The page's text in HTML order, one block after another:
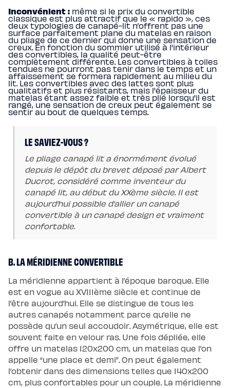
(dès
3
ans)
Lits
Lit
bébé
Lit
à
lattes
enfant
Lit
coffre
enfant
Lit
en
enfant
literie
Linges
Inconvénient : même si le prix du convertible
classique est plus attractif que le « rapido », ces
deux typologies de canapé-lit n’offrent pas une
surface parfaitement plane du matelas en raison
du pliage de ce dernier qui donne une sensation de
creux. En fonction du sommier utilisé à l'intérieur
des convertibles, la qualité peut-être
complètement différente. Les convertibles à toiles
tendues ne pourront pas tenir dans le temps et un
affaissement se formera rapidement au milieu du
lit. Les convertibles avec des lattes sont plus
qualitatifs et plus résistants, mais l'épaisseur du
matelas étant assez faible et très plié lorsqu'il est
rangé, une sensation de creux peut également se
sentir au bout de quelques temps.
LE SAVIEZ-VOUS ?
Le pliage canapé lit a énormément évolué
depuis le dépôt du brevet déposé par Albert
Ducrot, considéré comme inventeur du
canapé lit, au début du XXème siècle. Il est
aujourd’hui possible d’allier un canapé
convertible à un canapé design et vraiment
confortable.
B. LA MÉRIDIENNE CONVERTIBLE
La méridienne appartient à l’époque baroque. Elle
est en vogue au XVIIIème siècle et continue de
l’être aujourd’hui. Elle se distingue de tous les
autres canapés notamment parce qu’elle ne
possède qu’un seul accoudoir. Asymétrique, elle est
souvent faite en velour ras. Une fois dépliée, elle
offre un matelas 120x200 cm, un matelas que l’on
appelle “une place et demi”. On peut également
l’obtenir dans des dimensions telles que 140x200
cm, plus confortables pour un couple. La méridienne